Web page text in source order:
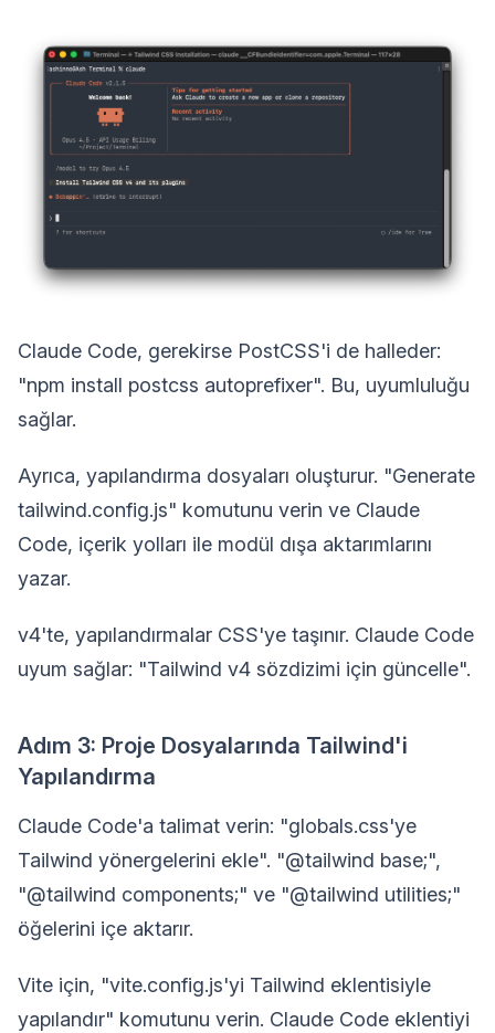
Claude Code, gerekirse PostCSS'i de halleder:
"npm install postcss autoprefixer". Bu, uyumluluğu
sağlar.
Ayrıca, yapılandırma dosyaları oluşturur. "Generate
tailwind.config.js" komutunu verin ve Claude
Code, içerik yolları ile modül dışa aktarımlarını
yazar.
v4'te, yapılandırmalar CSS'ye taşınır. Claude Code
uyum sağlar: "Tailwind v4 sözdizimi için güncelle".
Adım 3: Proje Dosyalarında Tailwind'i
Yapılandırma
Claude Code'a talimat verin: "globals.css'ye
Tailwind yönergelerini ekle". "@tailwind base;",
"@tailwind components;" ve "@tailwind utilities;"
öğelerini içe aktarır.
Vite için, "vite.config.js'yi Tailwind eklentisiyle
yapılandır" komutunu verin. Claude Code eklentiyi